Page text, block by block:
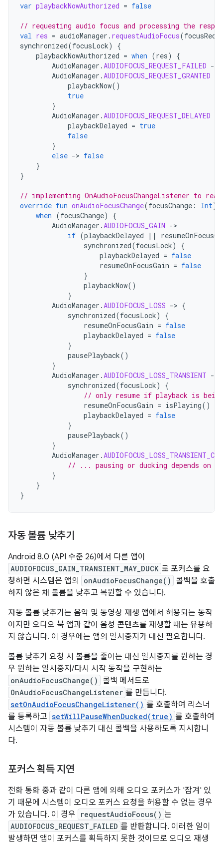
var playbackNowAuthorized = false
// requesting audio focus and processing the
val res = audioManager . requestAudioFocus(
synchronized(focusLock)
{
playbackNowAuthorized = when (res)
{
AudioManager .AUDIOFOCUS_REQUEST_FAILED -
AudioManager .AUDIOFOCUS_REQUEST_GRANTED
playbackNow()
true
}
AudioManager .AUDIOFOCUS_REQUEST_DELAYED
playbackDelayed = true
false
}
else -> false
}
}
// implementing OnAudioFocusChangeListener to
override fun onAudioFocusChange(focusChange : Int)
when (focusChange)
{
AudioManager .AUDIOFOCUS_GAIN -
if (playbackDelayed ||
synchronized(focusLock)
{
playbackDelayed = false
resumeOnFocusGain = false
}
playbackNow()
}
AudioManager .AUDIOFOCUS_LOSS -> {
synchronized(focusLock)
{
resumeOnFocusGain = false
playbackDelayed = false
}
pausePlayback()
}
AudioManager .AUDIOFOCUS_LOSS_TRANSIENT -
synchronized(focusLock)
{
// only resume if playback is
resumeOnFocusGain = isPlaying()
playbackDelayed = false
}
pausePlayback()
}
AudioManager .
// ... pausing or ducking depends on
}
}
}
자동 볼륨 낮추기
Android 8.0 (API 수준 26)에서 다른 앱이
AUDIOFOCUS_GAIN_TRANSIENT_MAY_DUCK 로 포커스를 요
청하면 시스템은 앱의
onAudioFocusChange()
콜백을 호출
하지 않은 채 볼륨을 낮추고 복원할 수 있습니다.
자동 볼륨 낮추기는 음악 및 동영상 재생 앱에서 허용되는 동작
이지만 오디오 북 앱과 같이 음성 콘텐츠를 재생할 때는 유용하
지 않습니다. 이 경우에는 앱의 일시중지가 대신 필요합니다.
볼륨 낮추기 요청 시 볼륨을 줄이는 대신 일시중지를 원하는 경
우 원하는 일시중지/다시 시작 동작을 구현하는
onAudioFocusChange() 콜백 메서드로
OnAudioFocusChangeListener 를 만듭니다.
setOnAudioFocusChangeListener() 를 호출하여 리스너
를 등록하고 setWillPauseWhenDucked(true) 를 호출하여
시스템이 자동 볼륨 낮추기 대신 콜백을 사용하도록 지시합니
다.
포커스 획득 지연
전화 통화 중과 같이 다른 앱에 의해 오디오 포커스가 '잠겨' 있
기 때문에 시스템이 오디오 포커스 요청을 허용할 수 없는 경우
가 있습니다. 이 경우
requestAudioFocus() 는
AUDIOFOCUS_REQUEST_FAILED 를 반환합니다. 이러한 일이
발생하면 앱이 포커스를 획득하지 못한 것이므로 오디오 재생